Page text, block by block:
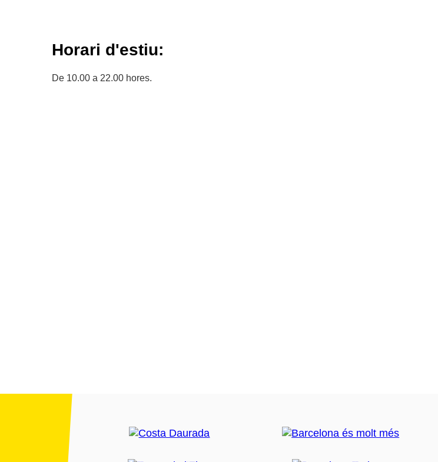
Horari d'estiu:
De 10.00 a 22.00 hores.